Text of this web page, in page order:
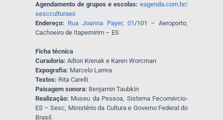
Agendamento de grupos e escolas: eagenda.com.br/
sescculturaes
Endereço: Rua Joanna Payer, 01/101 – Aeroporto,
Cachoeiro de Itapemirim – ES
Ficha técnica
Curadoria: Ailton Krenak e Karen Worcman
Expografia: Marcelo Larrea
Textos: Rita Carelli
Paisagem sonora: Benjamin Taubkin
Realização: Museu da Pessoa, Sistema Fecomércio-
ES – Sesc, Ministério da Cultura e Governo Federal do
Brasil.